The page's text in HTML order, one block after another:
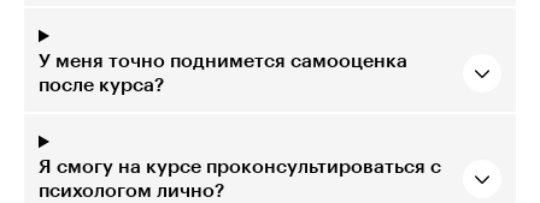
У меня точно поднимется самооценка
после курса?
Я смогу на курсе проконсультироваться с
психологом лично?